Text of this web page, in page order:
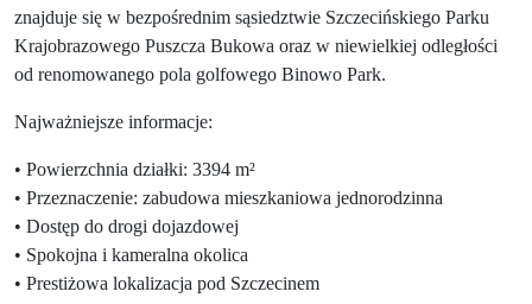
znajduje się w bezpośrednim sąsiedztwie Szczecińskiego Parku
Krajobrazowego Puszcza Bukowa oraz w niewielkiej odległości
od renomowanego pola golfowego Binowo Park.
Najważniejsze informacje:
• Powierzchnia działki: 3394 m²
• Przeznaczenie: zabudowa mieszkaniowa jednorodzinna
• Dostęp do drogi dojazdowej
• Spokojna i kameralna okolica
• Prestiżowa lokalizacja pod Szczecinem